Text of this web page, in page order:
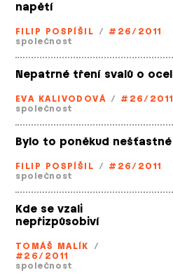
napětí
FILIP POSPÍŠIL / #26/2011
společnost
Nepatrné tření svalů o ocel
EVA KALIVODOVÁ / #26/2011
společnost
Bylo to poněkud nešťastné
FILIP POSPÍŠIL / #26/2011
společnost
Kde se vzali
nepřizpůsobiví
TOMÁŠ MALÍK /
#26/2011
společnost